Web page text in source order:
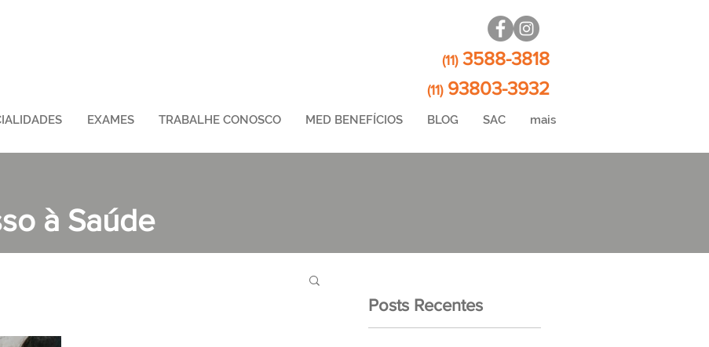
EXAMES TRABALHE CONOSCO MED BENEFÍCIOS BLOG SAC mais
(11)3588-3818
(11)93803-3932
à Saúde
Posts Recentes